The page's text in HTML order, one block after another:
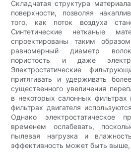
Складчатая структура
поверхности, позволяя
того, как поток воздуха
Синтетические нетканые
спроектированы таким
равномерный диаметр
пористость и даже
Электростатические
притягивать и удерживать
существенного увеличения
в некоторых салонных фильтрах
фильтрах двигателя
Однако электростатическое
временем ослабевать,
пылевая нагрузка и
эффективность может быть